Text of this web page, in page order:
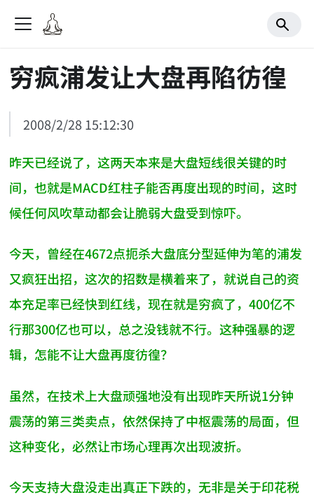
穷疯浦发让大盘再陷彷徨
2008/2/28 15:12:30
昨天已经说了，这两天本来是大盘短线很关键的时
间，也就是MACD红柱子能否再度出现的时间，这时
候任何风吹草动都会让脆弱大盘受到惊吓。
今天，曾经在4672点扼杀大盘底分型延伸为笔的浦发
又疯狂出招，这次的招数是横着来了，就说自己的资
本充足率已经快到红线，现在就是穷疯了，400亿不
行那300亿也可以，总之没钱就不行。这种强暴的逻
辑，怎能不让大盘再度彷徨？
虽然，在技术上大盘顽强地没有出现昨天所说1分钟
震荡的第三类卖点，依然保持了中枢震荡的局面，但
这种变化，必然让市场心理再次出现波折。
今天支持大盘没走出真正下跌的，无非是关于印花税